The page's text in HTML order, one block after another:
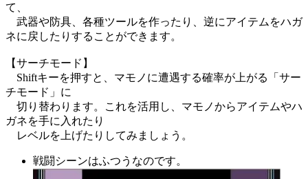
て、
武器や防具、各種ツールを作ったり、逆にアイテムをハガ
ネに戻したりすることができます。
【サーチモード】
Shiftキーを押すと、マモノに遭遇する確率が上がる「サー
チモード」に
切り替わります。これを活用し、マモノからアイテムやハ
ガネを手に入れたり
レベルを上げたりしてみましょう。
戦闘シーンはふつうなのです。